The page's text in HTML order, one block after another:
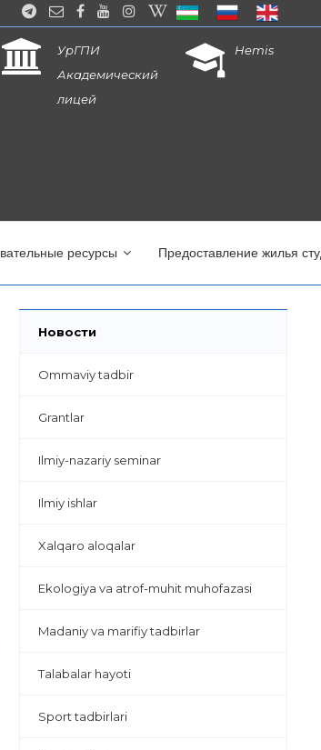
УрГПИ
Академический
лицей
Hemis
ресурсы Предоставление жилья
города Ургенча прошел день открытых
школы-интерната были вручены
Новости
Ommaviy tadbir
Grantlar
Ilmiy-nazariy seminar
Ilmiy ishlar
Xalqaro aloqalar
Ekologiya va atrof-muhit muhofazasi
Madaniy va marifiy tadbirlar
Talabalar hayoti
Sport tadbirlari